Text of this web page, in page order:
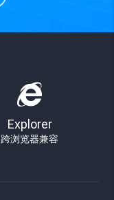
Explorer
跨浏览器兼容